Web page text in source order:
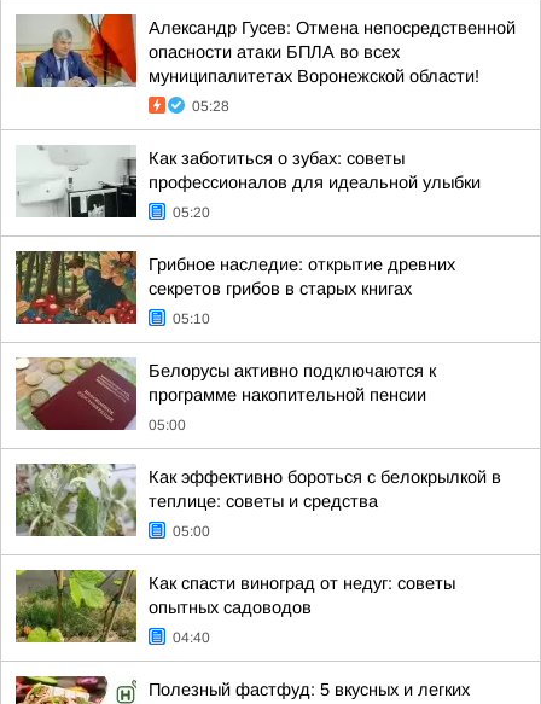
Александр Гусев: Отмена непосредственной
опасности атаки БПЛА во всех
муниципалитетах Воронежской области!
05:28
Как заботиться о зубах: советы
профессионалов для идеальной улыбки
05:20
Грибное наследие: открытие древних
секретов грибов в старых книгах
05:10
Белорусы активно подключаются к
программе накопительной пенсии
05:00
Как эффективно бороться с белокрылкой в
теплице: советы и средства
05:00
Как спасти виноград от недуг: советы
опытных садоводов
04:40
Полезный фастфуд: 5 вкусных и легких